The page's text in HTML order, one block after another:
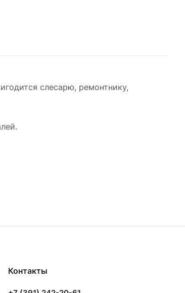
слесарю, ремонтнику,
Контакты